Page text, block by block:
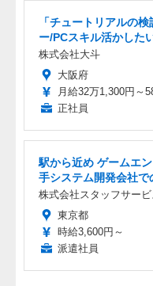
「チュートリアルの
ー/PCスキル活かした
株式会社大斗
大阪府
月給32万1,300円～
正社員
駅から近め ゲームエ
手システム開発会社で
株式会社スタッフサー
東京都
時給3,600円～
派遣社員